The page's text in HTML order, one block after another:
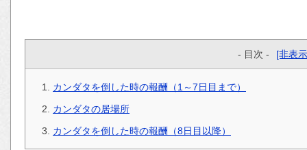
- 目次 - [非表
カンダタを倒した時の報酬（1～7日目まで）
カンダタの居場所
カンダタを倒した時の報酬（8日目以降）